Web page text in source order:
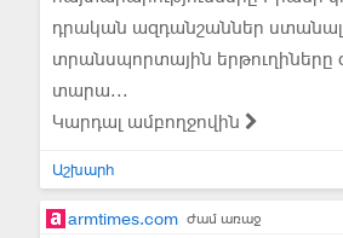
դրական ազդանշաններ
տրանսպորտային
տարա...
Կարդալ ամբողջովին
Աշխարհ
armtimes.com ժամ առաջ